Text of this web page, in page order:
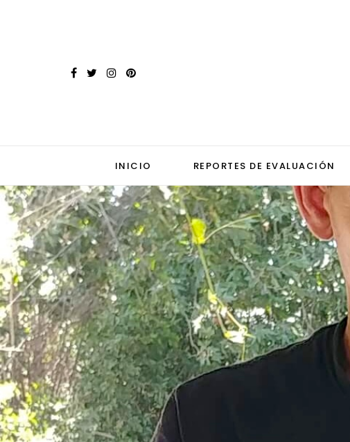
INICIO REPORTES DE EVALUACIÓN